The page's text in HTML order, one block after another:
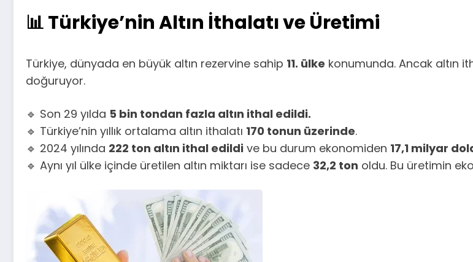
📊 Türkiye’nin Altın İthalatı ve Üretimi
Türkiye, dünyada en büyük altın rezervine sahip 11. ülke konumunda. Ancak altın
doğuruyor.
🔹 Son 29 yılda 5 bin tondan fazla altın ithal edildi.
🔹 Türkiye’nin yıllık ortalama altın ithalatı 170 tonun üzerinde.
🔹 2024 yılında 222 ton altın ithal edildi ve bu durum ekonomiden 17,1 milyar
🔹 Aynı yıl ülke içinde üretilen altın miktarı ise sadece 32,2 ton oldu. Bu üretimin